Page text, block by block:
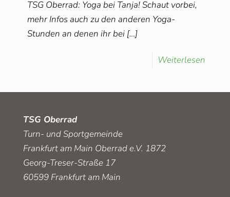
TSG Oberrad: Yoga bei Tanja! Schaut vorbei,
mehr Infos auch zu den anderen Yoga-
Stunden an denen ihr bei […]
Weiterlesen
TSG Oberrad
Turn- und Sportgemeinde
Frankfurt am Main Oberrad e.V. 1872
Georg-Treser-Straße 17
60599 Frankfurt am Main